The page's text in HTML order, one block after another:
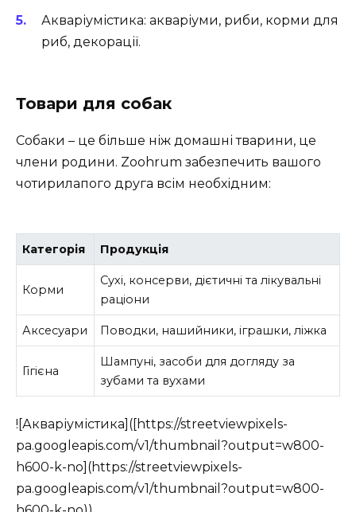
Акваріумістика: акваріуми, риби, корми для
риб, декорації.
Товари для собак
Собаки – це більше ніж домашні тварини, це
члени родини. Zoohrum забезпечить вашого
чотирилапого друга всім необхідним:
Категорія Продукція
Корми
Сухі, консерви, дієтичні та лікувальні
раціони
Аксесуари Поводки, нашийники, іграшки, ліжка
Гігієна
Шампуні, засоби для догляду за
зубами та вухами
![Акваріумістика]([https://streetviewpixels-
pa.googleapis.com/v1/thumbnail?output=w800-
h600-k-no](https://streetviewpixels-
pa.googleapis.com/v1/thumbnail?output=w800-